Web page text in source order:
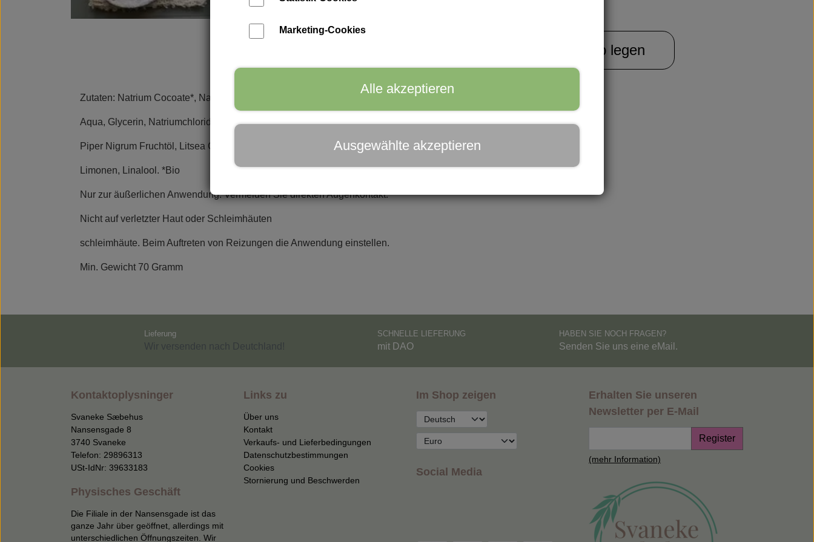
Parfüms Vance Kitira Licht Rudolph Care
Aktivkohle macht jede Seife einzigartig in ihrem Ausdruck.
In den Warenkorb legen
Zutaten: Natrium Cocoate*, Natrium Olivate*, Natrium Castorate*,
Aqua, Glycerin, Natriumchlorid, Citrus Limon Peel Oil,
Piper Nigrum Fruchtöl, Litsea Cubeba Fruchtöl, Holzkohlepulver, Citral,
Limonen, Linalool. *Bio
Nur zur äußerlichen Anwendung. Vermeiden Sie direkten Augenkontakt.
Nicht auf verletzter Haut oder Schleimhäuten
schleimhäute. Beim Auftreten von Reizungen die Anwendung einstellen.
Min. Gewicht 70 Gramm
Lieferung SCHNELLE LIEFERUNG
mit DAO
HABEN SIE NOCH FRAGEN?
Senden Sie uns eine eMail.
Kontaktoplysninger
Svaneke Sæbehus
Nansensgade 8
3740 Svaneke
Telefon: 29896313
USt-IdNr: 39633183
Physisches Geschäft
Die Filiale in der Nansensgade ist das
ganze Jahr über geöffnet, allerdings mit
unterschiedlichen Öffnungszeiten. Wir
Links zu
Über uns
Kontakt
Verkaufs- und Lieferbedingungen
Datenschutzbestimmungen
Cookies
Stornierung und Beschwerden
Im Shop zeigen
Social Media
Erhalten Sie unseren
Newsletter per E-Mail
Register
(mehr Information)
Marketing-Cookies
Alle akzeptieren
Ausgewählte akzeptieren